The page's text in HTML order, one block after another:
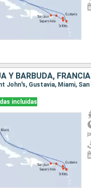
Y BARBUDA, FRANCIA
incluidas